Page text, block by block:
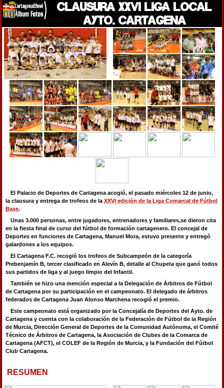
CLAUSURA XXVI LIGA LOCAL
AYTO. CARTAGENA
El Palacio de Deportes de Cartagena acogió, el pasado miércoles 12 de junio,
la clausura y entrega de trofeos de la XXVI edición de la Liga Comarcal de Fútbol
Base.
Unas 3.000 personas, entre jugadores, entrenadores y familiares,se dieron cita
en la fiesta final de curso del fútbol de formación cartagenero. El concejal de
Deportes en funciones de Cartagena, Manuel Mora, estuvo presente y entregó
galardones a los equipos.
El Cartagena F.C. recogió los trofeos de Subcampeón de la categoría
Prebenjamín B, tercer clasificado en Alevín B, detalle al Chupeta que ganó todos
sus partidos de liga y al juego limpio del Infantil.
También se hizo una mención especial a la Delegación de Árbitros de Fútbol
de Cartagena por su participación en el campeonato. El delegado de árbitros
federados de Cartagena Juan Alonso Marchena recogió el premio.
Este campeonato está organizado por la Concejalía de Deportes del Ayto. de
Cartagena y cuenta con la colaboración de la Federación de Fútbol de la Región
de Murcia, Dirección General de Deportes de la Comunidad Autónoma, el Comité
Técnico de Árbitros de Cartagena, la Asociación de Clubes de la Comarca de
Cartagena (AFCT), el COLEF de la Región de Murcia, y la Fundación del Fútbol
Club Cartagena.
RESUMEN